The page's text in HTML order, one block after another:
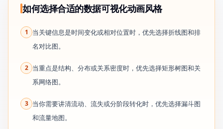
如何选择合适的数据可视化动画风格
1
当关键信息是时间变化或相对位置时，优先选择折线图和排
名对比图。
2 当重点是结构、分布或关系密度时，优先选择矩形树图和关
系网络图。
3 当你需要讲清流动、流失或分阶段转化时，优先选择漏斗图
和流量地图。